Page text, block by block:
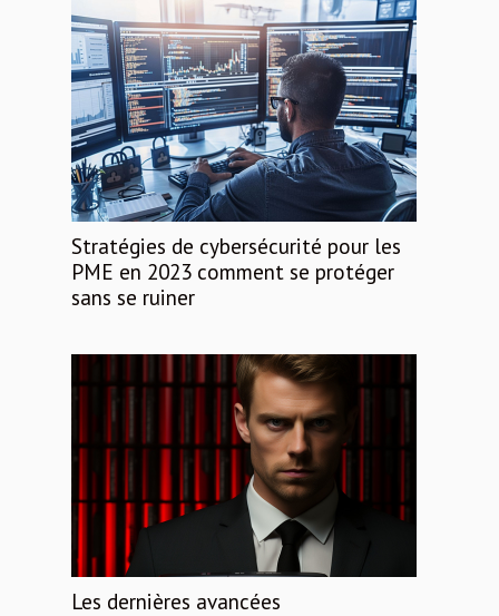
Stratégies de cybersécurité pour les
PME en 2023 comment se protéger
sans se ruiner
Les dernières avancées